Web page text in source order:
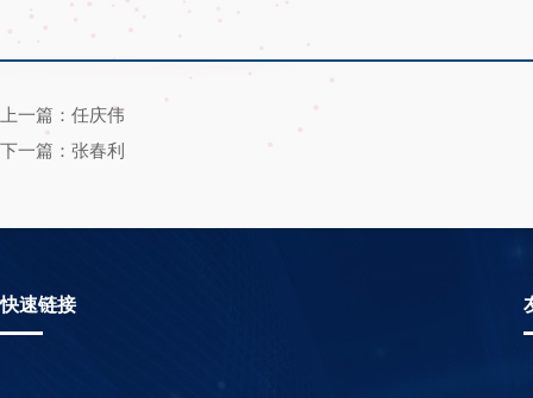
上一篇：任庆伟
下一篇：张春利
快速链接